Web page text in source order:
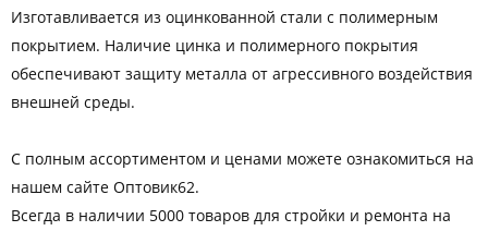
Изготавливается из оцинкованной стали с полимерным
покрытием. Наличие цинка и полимерного покрытия
обеспечивают защиту металла от агрессивного воздействия
внешней среды.
С полным ассортиментом и ценами можете ознакомиться на
нашем сайте Оптовик62.
Всегда в наличии 5000 товаров для стройки и ремонта на